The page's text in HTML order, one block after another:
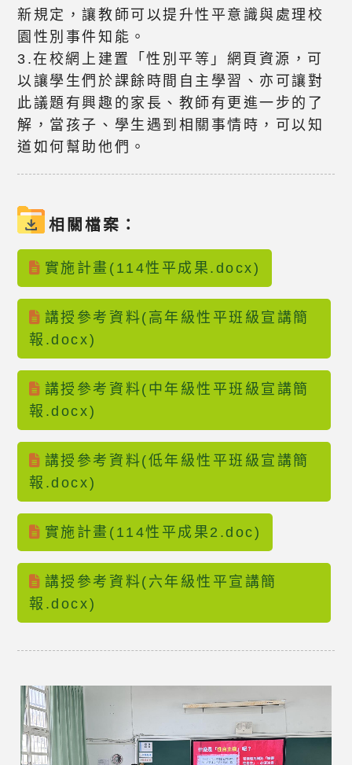
新規定，讓教師可以提升性平意識與處理校
園性別事件知能。
3.在校網上建置「性別平等」網頁資源，可
以讓學生們於課餘時間自主學習、亦可讓對
此議題有興趣的家長、教師有更進一步的了
解，當孩子、學生遇到相關事情時，可以知
道如何幫助他們。
相關檔案：
實施計畫(114性平成果.docx)
講授參考資料(高年級性平班級宣講簡
報.docx)
講授參考資料(中年級性平班級宣講簡
報.docx)
講授參考資料(低年級性平班級宣講簡
報.docx)
實施計畫(114性平成果2.doc)
講授參考資料(六年級性平宣講簡
報.docx)